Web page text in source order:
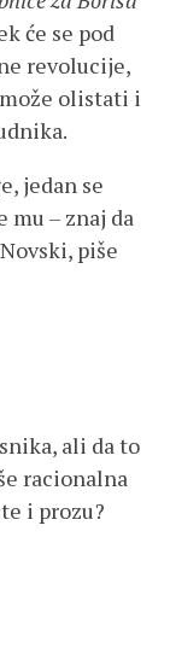
će se pod
revolucije,
olistati i
jedan se
mu – znaj da
piše
ali da to
racionalna
i prozu?